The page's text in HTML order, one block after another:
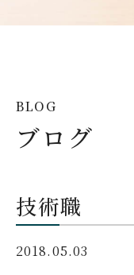
BLOG
ブログ
技術職
2018.05.03